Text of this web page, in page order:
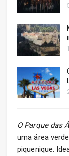
O Parque das
uma área
piquenique.